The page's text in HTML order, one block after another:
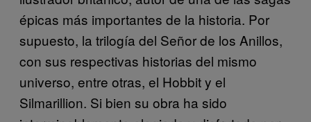
épicas más importantes de la historia. Por
supuesto, la trilogía del Señor de los Anillos,
con sus respectivas historias del mismo
universo, entre otras, el Hobbit y el
Silmarillion. Si bien su obra ha sido